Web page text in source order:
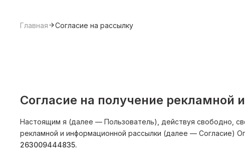
Главная Согласие на рассылку
Согласие на получение рекламной
Настоящим я (далее — Пользователь), действуя свободно,
рекламной и информационной рассылки (далее — Согласие)
263009444835.